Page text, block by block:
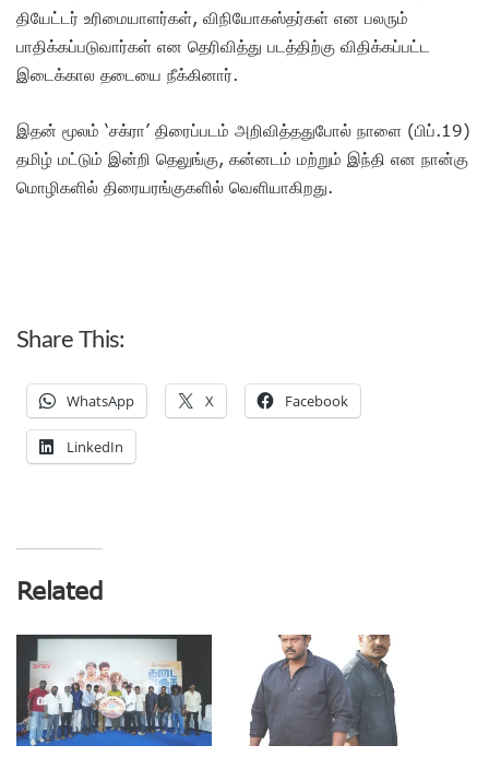
தியேட்டர் உரிமையாளர்கள், விநியோகஸ்தர்கள் என பலரும்
பாதிக்கப்படுவார்கள் என தெரிவித்து படத்திற்கு விதிக்கப்பட்ட
இடைக்கால தடையை நீக்கினார்.
இதன் மூலம் ‘சக்ரா’ திரைப்படம் அறிவித்ததுபோல் நாளை (பிப்.19)
தமிழ் மட்டும் இன்றி தெலுங்கு, கன்னடம் மற்றும் இந்தி என நான்கு
மொழிகளில் திரையரங்குகளில் வெளியாகிறது.
Share This:
WhatsApp X Facebook
LinkedIn
Related